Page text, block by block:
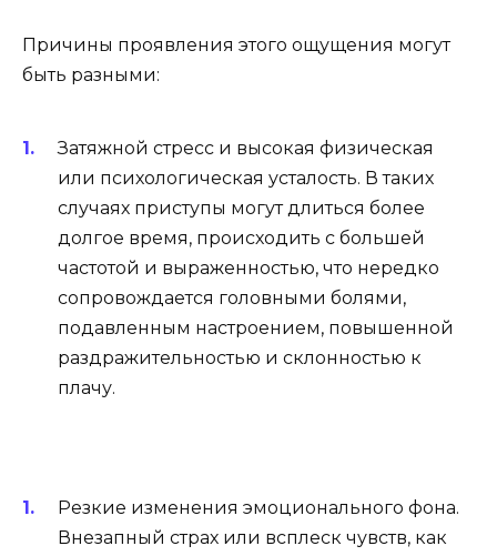
Причины проявления этого ощущения могут
быть разными:
Затяжной стресс и высокая физическая
или психологическая усталость. В таких
случаях приступы могут длиться более
долгое время, происходить с большей
частотой и выраженностью, что нередко
сопровождается головными болями,
подавленным настроением, повышенной
раздражительностью и склонностью к
плачу.
Резкие изменения эмоционального фона.
Внезапный страх или всплеск чувств, как